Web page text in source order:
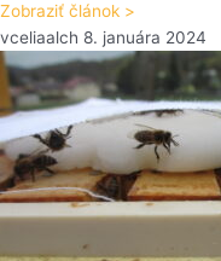
Zobraziť článok >
vceliaalch 8. januára 2024